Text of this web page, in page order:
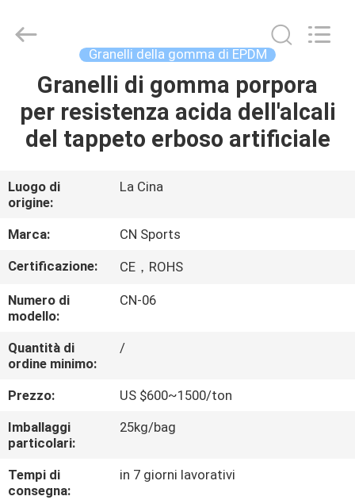
CASA
PRODOTTI
CIRCA
NOI
GIRO
DELLA
FABBRICA
CONTROLLO
DI
QUALITÀ
CONTATTICI
Materials
Granelli della gomma di EPDM
Granelli di gomma porpora
per resistenza acida dell'alcali
del tappeto erboso artificiale
Luogo di
origine:
La Cina
Marca:
CN Sports
Certificazione:
CE，ROHS
Numero di
modello:
CN-06
Quantità di
ordine minimo:
/
Prezzo:
US $600~1500/ton
Imballaggi
particolari:
25kg/bag
Tempi di
consegna:
in 7 giorni lavorativi